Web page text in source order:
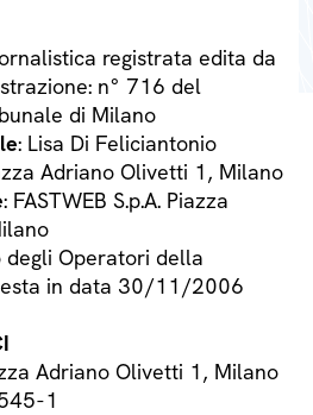
registrata edita da
n° 716 del
di Milano
: Lisa Di Feliciantonio
Adriano Olivetti 1, Milano
: FASTWEB S.p.A. Piazza
degli Operatori della
in data 30/11/2006
Adriano Olivetti 1, Milano
1